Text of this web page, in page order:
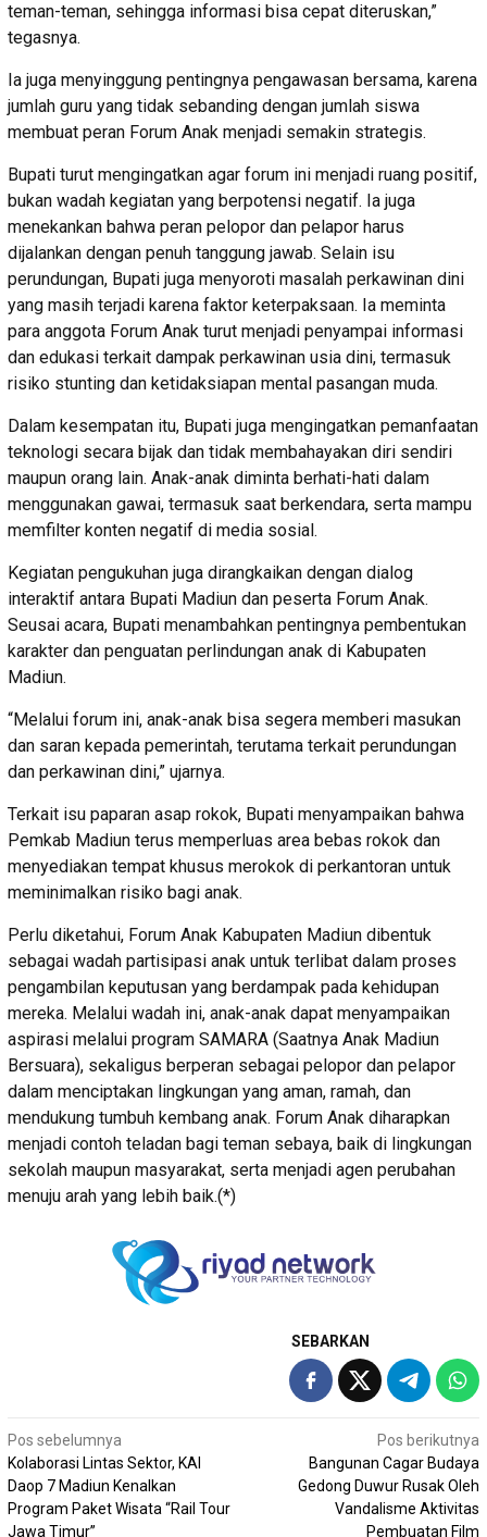
teman-teman, sehingga informasi bisa cepat diteruskan,”
tegasnya.
Ia juga menyinggung pentingnya pengawasan bersama, karena
jumlah guru yang tidak sebanding dengan jumlah siswa
membuat peran Forum Anak menjadi semakin strategis.
Bupati turut mengingatkan agar forum ini menjadi ruang positif,
bukan wadah kegiatan yang berpotensi negatif. Ia juga
menekankan bahwa peran pelopor dan pelapor harus
dijalankan dengan penuh tanggung jawab. Selain isu
perundungan, Bupati juga menyoroti masalah perkawinan dini
yang masih terjadi karena faktor keterpaksaan. Ia meminta
para anggota Forum Anak turut menjadi penyampai informasi
dan edukasi terkait dampak perkawinan usia dini, termasuk
risiko stunting dan ketidaksiapan mental pasangan muda.
Dalam kesempatan itu, Bupati juga mengingatkan pemanfaatan
teknologi secara bijak dan tidak membahayakan diri sendiri
maupun orang lain. Anak-anak diminta berhati-hati dalam
menggunakan gawai, termasuk saat berkendara, serta mampu
memfilter konten negatif di media sosial.
Kegiatan pengukuhan juga dirangkaikan dengan dialog
interaktif antara Bupati Madiun dan peserta Forum Anak.
Seusai acara, Bupati menambahkan pentingnya pembentukan
karakter dan penguatan perlindungan anak di Kabupaten
Madiun.
“Melalui forum ini, anak-anak bisa segera memberi masukan
dan saran kepada pemerintah, terutama terkait perundungan
dan perkawinan dini,” ujarnya.
Terkait isu paparan asap rokok, Bupati menyampaikan bahwa
Pemkab Madiun terus memperluas area bebas rokok dan
menyediakan tempat khusus merokok di perkantoran untuk
meminimalkan risiko bagi anak.
Perlu diketahui, Forum Anak Kabupaten Madiun dibentuk
sebagai wadah partisipasi anak untuk terlibat dalam proses
pengambilan keputusan yang berdampak pada kehidupan
mereka. Melalui wadah ini, anak-anak dapat menyampaikan
aspirasi melalui program SAMARA (Saatnya Anak Madiun
Bersuara), sekaligus berperan sebagai pelopor dan pelapor
dalam menciptakan lingkungan yang aman, ramah, dan
mendukung tumbuh kembang anak. Forum Anak diharapkan
menjadi contoh teladan bagi teman sebaya, baik di lingkungan
sekolah maupun masyarakat, serta menjadi agen perubahan
menuju arah yang lebih baik.(*)
SEBARKAN
Navigasi
pos
Pos sebelumnya
Kolaborasi Lintas Sektor, KAI
Daop 7 Madiun Kenalkan
Program Paket Wisata “Rail Tour
Jawa Timur”
Pos berikutnya
Bangunan Cagar Budaya
Gedong Duwur Rusak Oleh
Vandalisme Aktivitas
Pembuatan Film